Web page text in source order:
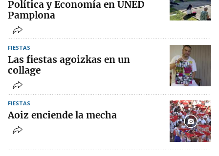
Política y Economía en UNED
Pamplona
FIESTAS
Las fiestas agoizkas en un
collage
FIESTAS
Aoiz enciende la mecha